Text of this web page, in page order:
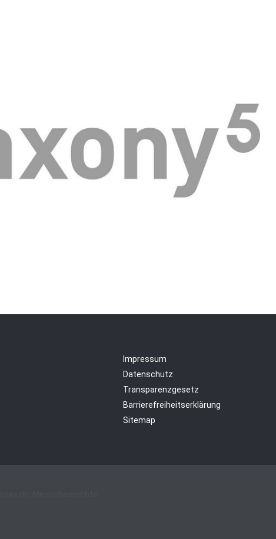
Impressum
Datenschutz
Transparenzgesetz
Barrierefreiheitserklärung
Sitemap